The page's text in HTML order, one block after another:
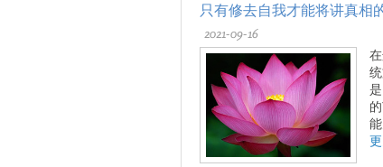
只有修去自我才能将讲真相
2021-09-16